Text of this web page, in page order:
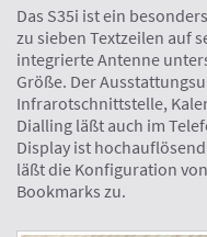
Das S35i ist ein
zu sieben Textzeilen auf
integrierte Antenne
Größe. Der
Infrarotschnittstelle,
Dialling läßt auch im
Display ist
läßt die Konfiguration
Bookmarks zu.